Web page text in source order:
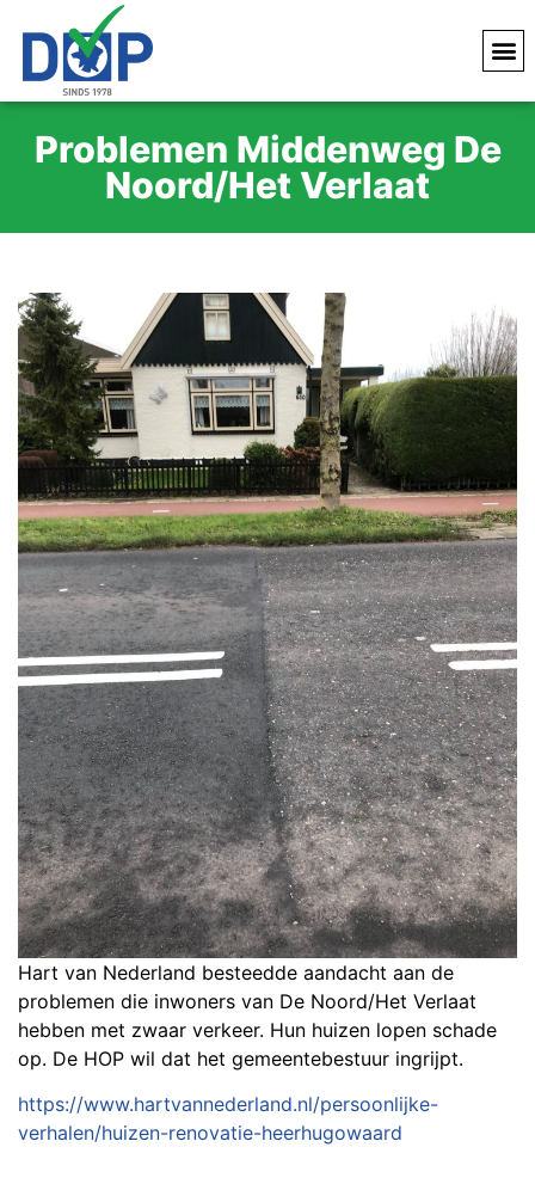
Problemen Middenweg De
Noord/Het Verlaat
Hart van Nederland besteedde aandacht aan de
problemen die inwoners van De Noord/Het Verlaat
hebben met zwaar verkeer. Hun huizen lopen schade
op. De HOP wil dat het gemeentebestuur ingrijpt.
https://www.hartvannederland.nl/persoonlijke-
verhalen/huizen-renovatie-heerhugowaard